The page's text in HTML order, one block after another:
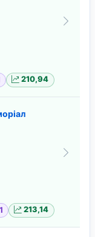
210,94
213,14